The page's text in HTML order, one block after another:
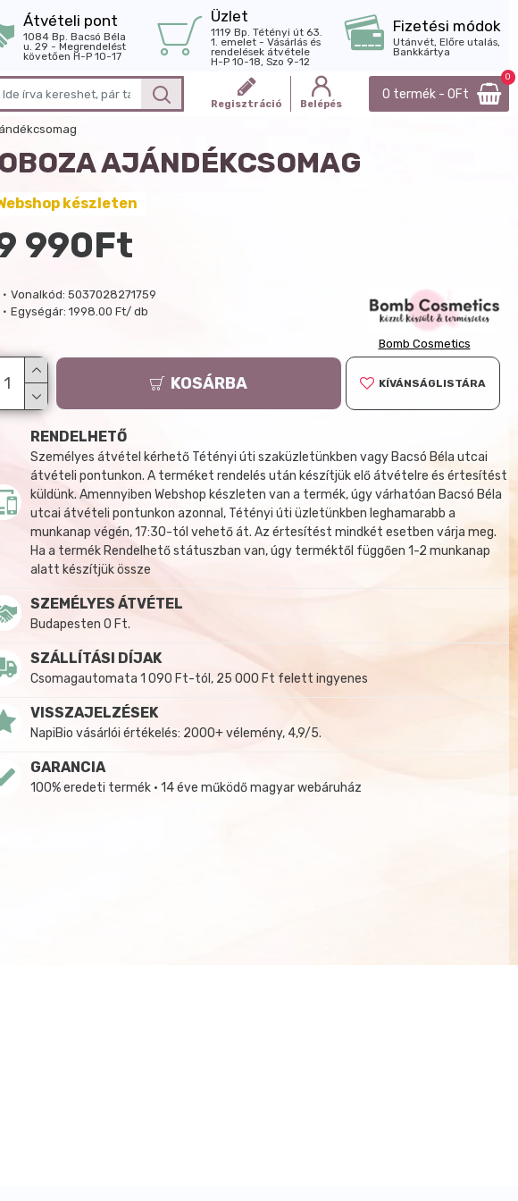
Átvételi pont
1084 Bp. Bacsó Béla
u. 29 - Megrendelést
követően H-P 10-17
Üzlet
1119 Bp. Tétényi út 63.
1. emelet - Vásárlás és
rendelések átvétele
H-P 10-18, Szo 9-12
Fizetési módok
Utánvét, Előre utalás,
Bankkártya
Regisztráció Belépés
0 termék - 0Ft
0
AJÁNDÉKCSOMAG
Vonalkód: 5037028271759
Egységár: 1998.00 Ft/ db
Bomb Cosmetics
készleten
990Ft
KOSÁRBA KÍVÁNSÁGLISTÁRA
RENDELHETŐ
Személyes átvétel kérhető Tétényi úti szaküzletünkben vagy Bacsó Béla utcai
átvételi pontunkon. A terméket rendelés után készítjük elő átvételre és értesítést
küldünk. Amennyiben Webshop készleten van a termék, úgy várhatóan Bacsó Béla
utcai átvételi pontunkon azonnal, Tétényi úti üzletünkben leghamarabb a
munkanap végén, 17:30-tól vehető át. Az értesítést mindkét esetben várja meg.
Ha a termék Rendelhető státuszban van, úgy terméktől függően 1-2 munkanap
alatt készítjük össze
SZEMÉLYES ÁTVÉTEL
Budapesten 0 Ft.
SZÁLLÍTÁSI DÍJAK
Csomagautomata 1 090 Ft-tól, 25 000 Ft felett ingyenes
VISSZAJELZÉSEK
NapiBio vásárlói értékelés: 2000+ vélemény, 4,9/5.
GARANCIA
100% eredeti termék • 14 éve működő magyar webáruház